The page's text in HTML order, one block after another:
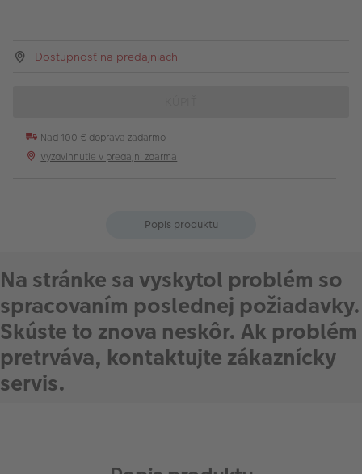
Dostupnosť na predajniach
Nad 100 € doprava zadarmo
Vyzdvihnutie v predajni zdarma
Popis produktu
Na stránke sa vyskytol problém so
spracovaním poslednej požiadavky.
Skúste to znova neskôr. Ak problém
pretrváva, kontaktujte zákaznícky
servis.